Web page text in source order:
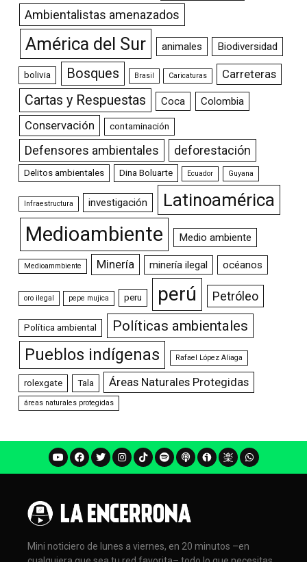
Ambientalistas amenazados
América del Sur animales Biodiversidad
bolivia Bosques Brasil Caricaturas Carreteras
Cartas y Respuestas Coca Colombia
Conservación contaminación
Defensores ambientales deforestación
Delitos ambientales Dina Boluarte Ecuador Guyana
Infraestructura investigación Latinoamérica
Medioambiente Medio ambiente
Medioammbiente Minería minería ilegal océanos
oro ilegal pepe mujica peru perú Petróleo
Política ambiental Políticas ambientales
Pueblos indígenas Rafael López Aliaga
rolexgate Tala Áreas Naturales Protegidas
áreas naturales protegidas
Mini noticiero de lunes a viernes, en 20 minutos –en